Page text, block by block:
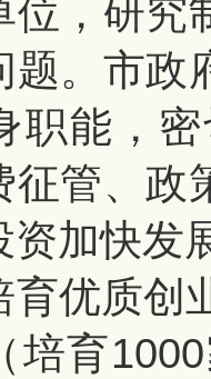
位，研究
题。市政
职能，
征管、政
资加快发
育优质
培育1000